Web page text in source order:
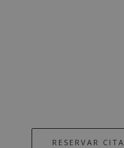
RESERVAR CITA